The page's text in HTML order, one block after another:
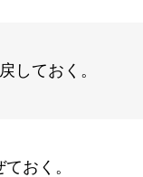
しておく。
おく。